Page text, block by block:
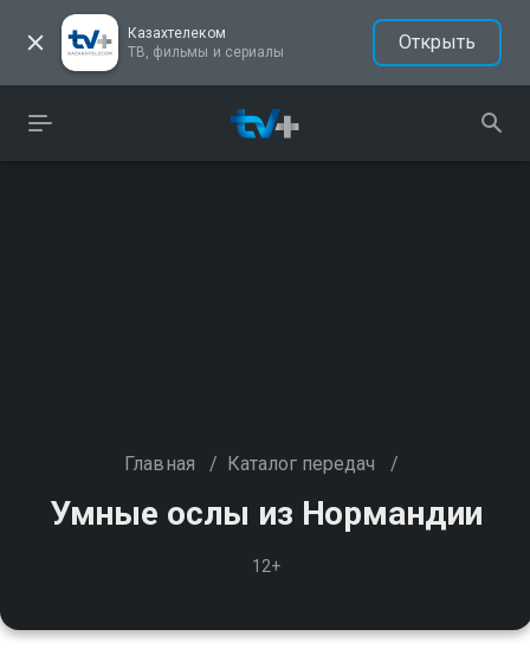
Казахтелеком
ТВ, фильмы и сериалы
Открыть
Главная / Каталог передач /
Умные ослы из Нормандии
12+